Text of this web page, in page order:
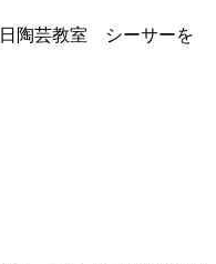
日陶芸教室 シーサーを